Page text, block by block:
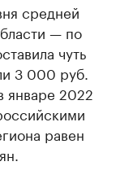
средней
— по
чуть
3 000 руб.
январе 2022
равен